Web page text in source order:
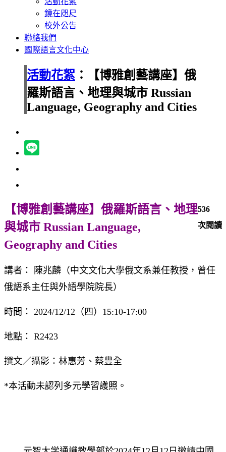
鏡在咫尺
校外公告
聯絡我們
國際語言文化中心
活動花絮 ：【博雅創藝講座】俄
羅斯語言、地理與城市 Russian
Language, Geography and Cities
536
次閱讀
【博雅創藝講座】俄羅斯語言、地理
與城市 Russian Language,
Geography and Cities
講者： 陳兆麟（中文文化大學俄文系兼任教授，曾任
俄語系主任與外語學院院長）
時間： 2024/12/12（四）15:10-17:00
地點： R2423
撰文／攝影：林惠芳、蔡豐全
*本活動未認列多元學習護照。